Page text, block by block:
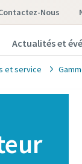
Nous
Actualités et
et service